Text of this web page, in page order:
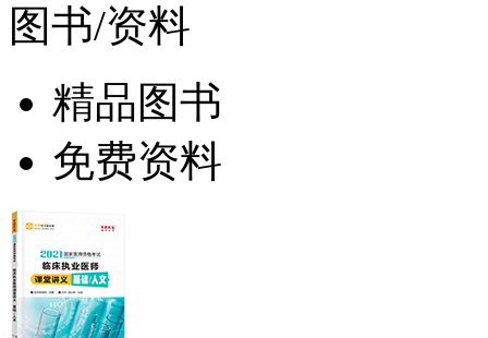
图书/资料
精品图书
免费资料